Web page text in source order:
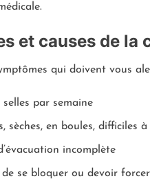
et causes de la
qui doivent vous
selles par semaine
sèches, en boules, difficiles
incomplète
de se bloquer ou devoir